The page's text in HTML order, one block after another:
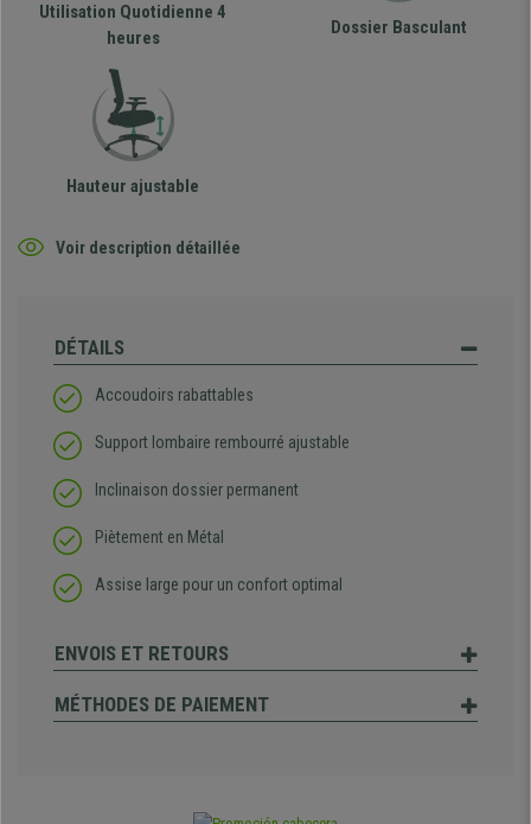
Utilisation Quotidienne 4
heures
Dossier Basculant
Hauteur ajustable
Voir description détaillée
DÉTAILS
Accoudoirs rabattables
Support lombaire rembourré ajustable
Inclinaison dossier permanent
Piètement en Métal
Assise large pour un confort optimal
ENVOIS ET RETOURS
MÉTHODES DE PAIEMENT